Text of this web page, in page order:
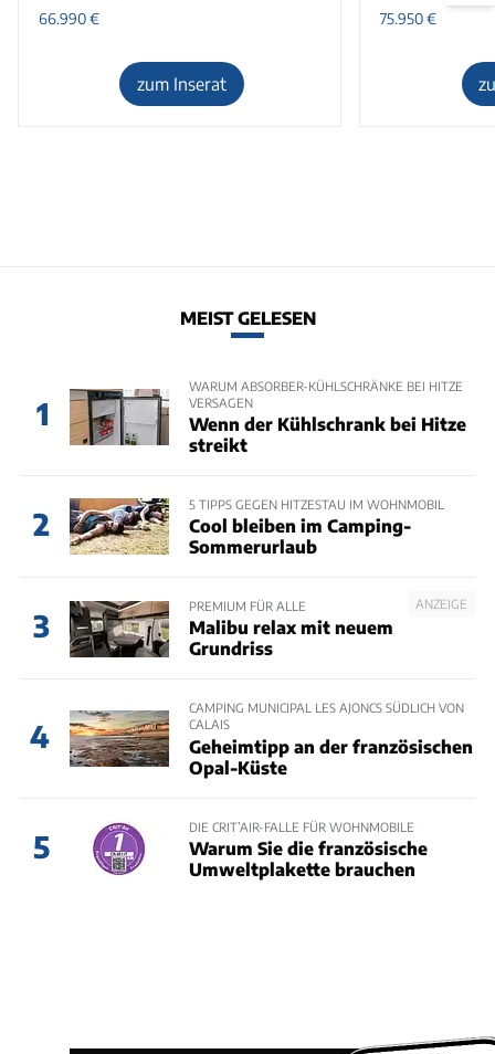
66.990€
zum Inserat
75.950€
MEIST GELESEN
1
WARUM ABSORBER-KÜHLSCHRÄNKE BEI HITZE
VERSAGEN
Wenn der Kühlschrank bei Hitze
streikt
2
5 TIPPS GEGEN HITZESTAU IM WOHNMOBIL
Cool bleiben im Camping-
Sommerurlaub
3
ANZEIGE
PREMIUM FÜR ALLE
Malibu relax mit neuem
Grundriss
4
CAMPING MUNICIPAL LES AJONCS SÜDLICH VON
CALAIS
Geheimtipp an der französischen
Opal-Küste
5
DIE CRIT’AIR-FALLE FÜR WOHNMOBILE
Warum Sie die französische
Umweltplakette brauchen